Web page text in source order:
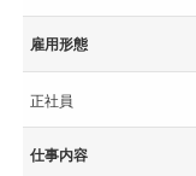
雇用形態
正社員
仕事内容